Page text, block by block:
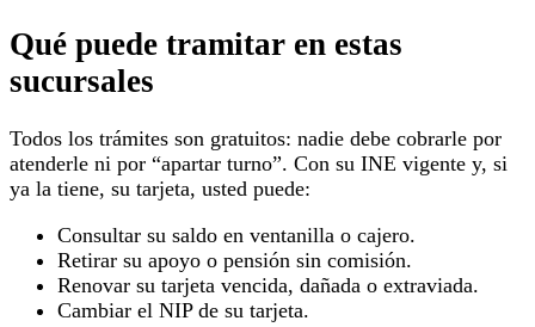
Qué puede tramitar en estas
sucursales
Todos los trámites son gratuitos: nadie debe cobrarle por
atenderle ni por “apartar turno”. Con su INE vigente y, si
ya la tiene, su tarjeta, usted puede:
Consultar su saldo en ventanilla o cajero.
Retirar su apoyo o pensión sin comisión.
Renovar su tarjeta vencida, dañada o extraviada.
Cambiar el NIP de su tarjeta.